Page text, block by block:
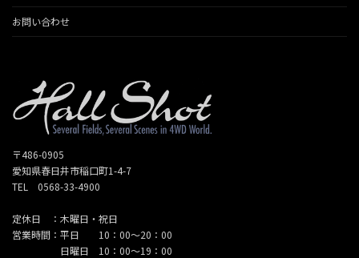
お問い合わせ
〒486-0905
愛知県春日井市稲口町1-4-7
TEL 0568-33-4900
定休日 ：木曜日・祝日
営業時間：平日 10：00～20：00
日曜日 10：00～19：00